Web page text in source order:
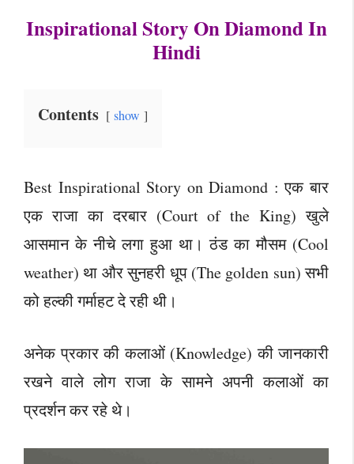
Inspirational Story On Diamond In
Hindi
Contents show
Best Inspirational Story on Diamond : एक बार
एक राजा का दरबार (Court of the King) खुले
आसमान के नीचे लगा हुआ था। ठंड का मौसम (Cool
weather) था और सुनहरी धूप (The golden sun) सभी
को हल्की गर्माहट दे रही थी।
अनेक प्रकार की कलाओं (Knowledge) की जानकारी
रखने वाले लोग राजा के सामने अपनी कलाओं का
प्रदर्शन कर रहे थे।